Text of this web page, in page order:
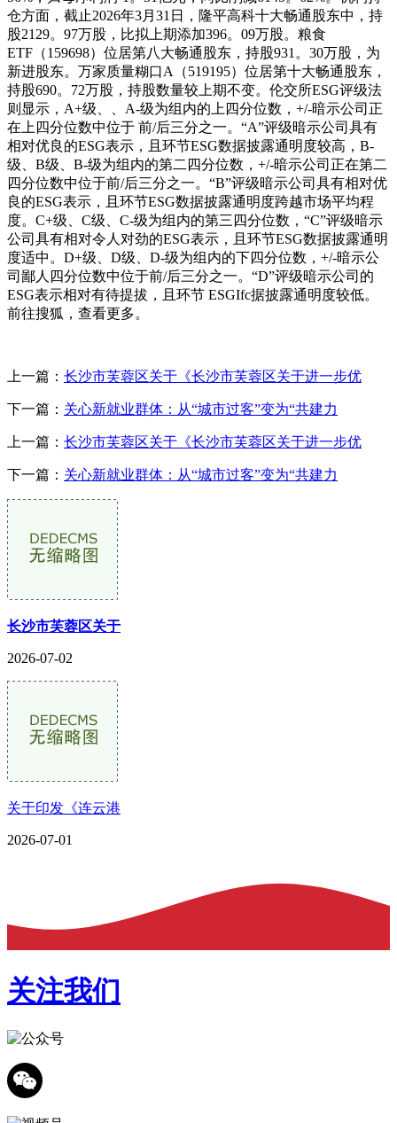
仓方面，截止2026年3月31日，隆平高科十大畅通股东中，持
股2129。97万股，比拟上期添加396。09万股。粮食
ETF（159698）位居第八大畅通股东，持股931。30万股，为
新进股东。万家质量糊口A（519195）位居第十大畅通股东，
持股690。72万股，持股数量较上期不变。伦交所ESG评级法
则显示，A+级、、A-级为组内的上四分位数，+/-暗示公司正
在上四分位数中位于 前/后三分之一。“A”评级暗示公司具有
相对优良的ESG表示，且环节ESG数据披露通明度较高，B-
级、B级、B-级为组内的第二四分位数，+/-暗示公司正在第二
四分位数中位于前/后三分之一。“B”评级暗示公司具有相对优
良的ESG表示，且环节ESG数据披露通明度跨越市场平均程
度。C+级、C级、C-级为组内的第三四分位数，“C”评级暗示
公司具有相对令人对劲的ESG表示，且环节ESG数据披露通明
度适中。D+级、D级、D-级为组内的下四分位数，+/-暗示公
司鄙人四分位数中位于前/后三分之一。“D”评级暗示公司的
ESG表示相对有待提拔，且环节 ESGIfc据披露通明度较低。
前往搜狐，查看更多。
上一篇： 长沙市芙蓉区关于《长沙市芙蓉区关于进一步优
下一篇： 关心新就业群体：从“城市过客”变为“共建力
上一篇： 长沙市芙蓉区关于《长沙市芙蓉区关于进一步优
下一篇： 关心新就业群体：从“城市过客”变为“共建力
长沙市芙蓉区关于
2026-07-02
关于印发《连云港
2026-07-01
关注我们